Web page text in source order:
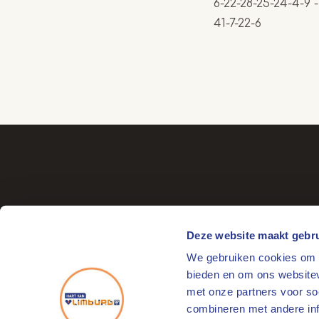
Deze website maakt
We gebruiken cookies
bieden en om ons
met onze partners voor
combineren met andere
6-22-28-25-24-4-9
41-7-22-6
Markt 17
6041 EL Roermond